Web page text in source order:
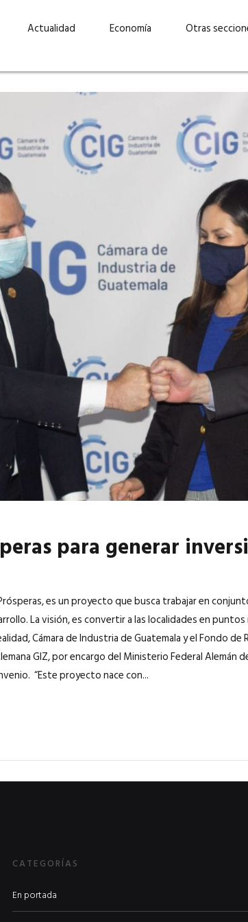
en
–
cómo CBC impulsa su
crecimiento industrial a
través de la innovación y la
sostenibilidad”
Actualidad Economía Otras
para generar
es un proyecto que busca trabajar en
La visión, es convertir a las localidades en
Cámara de Industria de Guatemala y el Fondo
GIZ, por encargo del Ministerio Federal Alemán
“Este proyecto nace con...
CATEGORÍAS
En portada